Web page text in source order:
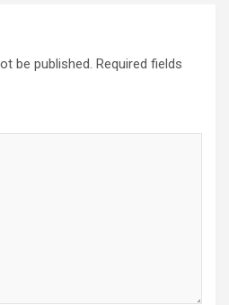
be published. Required fields